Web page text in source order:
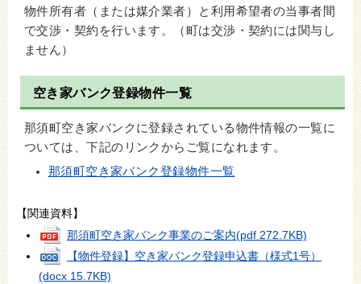
物件所有者（または媒介業者）と利用希望者の当事者間
で交渉・契約を行います。（町は交渉・契約には関与し
ません）
空き家バンク登録物件一覧
那須町空き家バンクに登録されている物件情報の一覧に
ついては、下記のリンクからご覧になれます。
那須町空き家バンク登録物件一覧
【関連資料】
那須町空き家バンク事業のご案内(pdf 272.7KB)
【物件登録】空き家バンク登録申込書（様式1号）
(docx 15.7KB)